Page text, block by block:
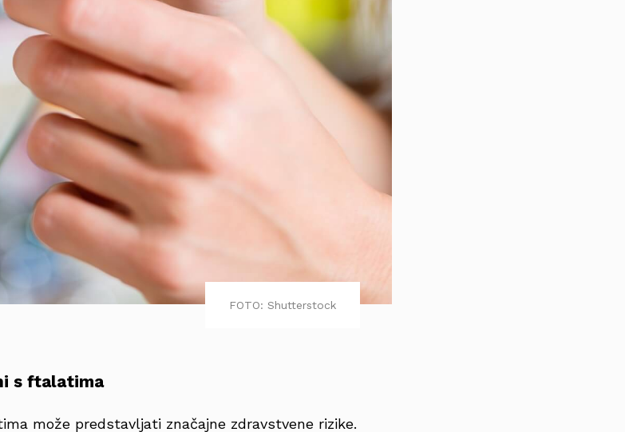
FOTO: Shutterstock
s ftalatima
može predstavljati značajne zdravstvene rizike.